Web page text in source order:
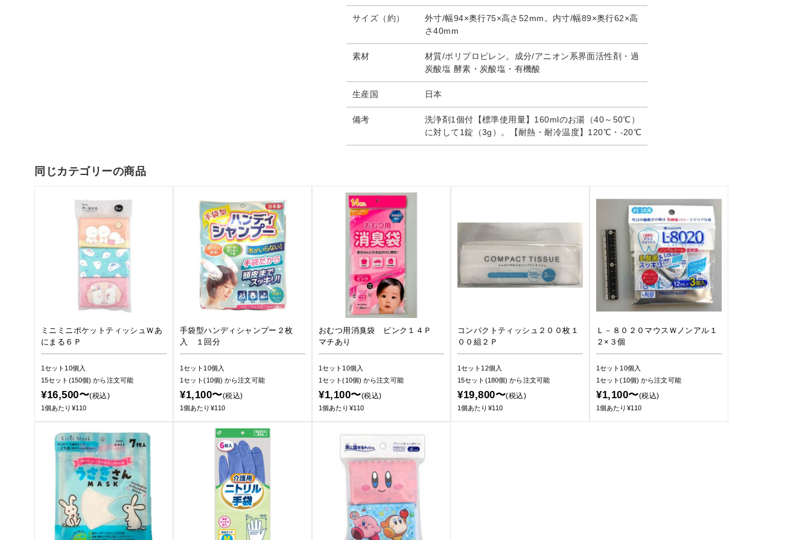
サイズ（約）
外寸/幅94×奥行75×高さ52mm。内寸/幅89×奥行62×高
さ40mm
素材
材質/ポリプロピレン。成分/アニオン系界面活性剤・過
炭酸塩 酵素・炭酸塩・有機酸
生産国 日本
備考
洗浄剤1個付【標準使用量】160mlのお湯（40～50℃）
に対して1錠（3g）。【耐熱・耐冷温度】120℃・-20℃
同じカテゴリーの商品
ミニミニポケットティッシュＷあ
にまる６Ｐ
1セット10個入
15セット(150個)から注文可能
¥16,500〜(税込)
1個あたり¥110
手袋型ハンディシャンプー２枚
入 １回分
1セット10個入
1セット(10個)から注文可能
¥1,100〜(税込)
1個あたり¥110
おむつ用消臭袋 ピンク１４Ｐ
マチあり
1セット10個入
1セット(10個)から注文可能
¥1,100〜(税込)
1個あたり¥110
コンパクトティッシュ２００枚１
００組２Ｐ
1セット12個入
15セット(180個)から注文可能
¥19,800〜(税込)
1個あたり¥110
Ｌ－８０２０マウスＷノンアル１
２×３個
1セット10個入
1セット(10個)から注文可能
¥1,100〜(税込)
1個あたり¥110